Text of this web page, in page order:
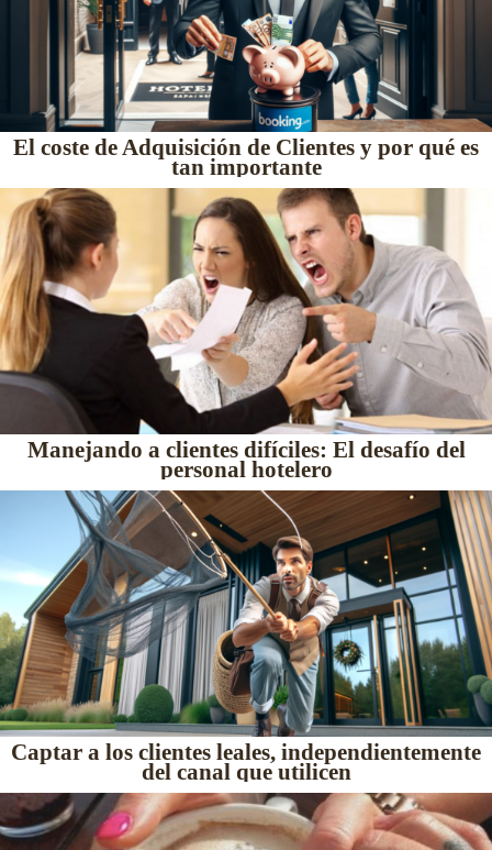
El coste de Adquisición de Clientes y por qué es
tan importante
Manejando a clientes difíciles: El desafío del
personal hotelero
Captar a los clientes leales, independientemente
del canal que utilicen